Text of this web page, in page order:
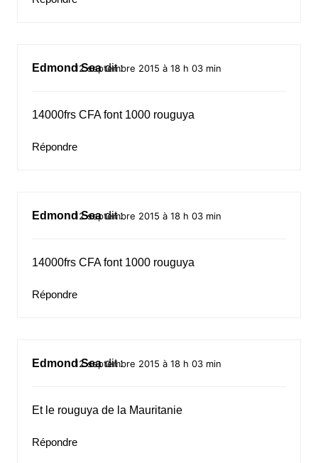
Edmond Sea dit :
12 septembre 2015 à 18 h 03 min
14000frs CFA font 1000 rouguya
Répondre
Edmond Sea dit :
12 septembre 2015 à 18 h 03 min
14000frs CFA font 1000 rouguya
Répondre
Edmond Sea dit :
12 septembre 2015 à 18 h 03 min
Et le rouguya de la Mauritanie
Répondre